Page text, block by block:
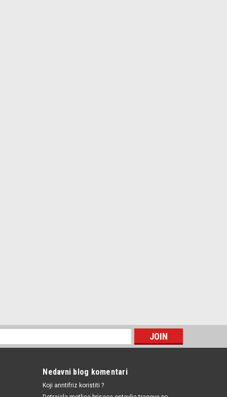
Nedavni blog komentari
Koji anntifriz koristiti ?